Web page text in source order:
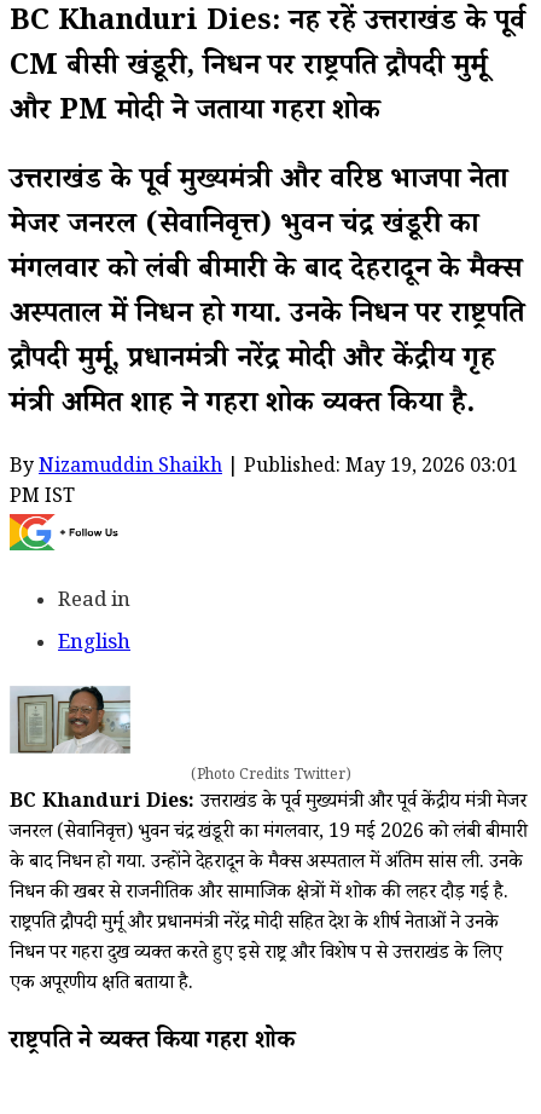
BC Khanduri Dies: नहीं रहें उत्तराखंड के पूर्व
CM बीसी खंडूरी, निधन पर राष्ट्रपति द्रौपदी मुर्मू
और PM मोदी ने जताया गहरा शोक
उत्तराखंड के पूर्व मुख्यमंत्री और वरिष्ठ भाजपा नेता
मेजर जनरल (सेवानिवृत्त) भुवन चंद्र खंडूरी का
मंगलवार को लंबी बीमारी के बाद देहरादून के मैक्स
अस्पताल में निधन हो गया. उनके निधन पर राष्ट्रपति
द्रौपदी मुर्मू, प्रधानमंत्री नरेंद्र मोदी और केंद्रीय गृह
मंत्री अमित शाह ने गहरा शोक व्यक्त किया है.
ByNizamuddin Shaikh | Published: May 19, 2026 03:01
PM IST
Read in
English
(Photo Credits Twitter)
BC Khanduri Dies:उत्तराखंड के पूर्व मुख्यमंत्री और पूर्व केंद्रीय मंत्री मेजर
जनरल (सेवानिवृत्त) भुवन चंद्र खंडूरी का मंगलवार, 19 मई 2026 को लंबी बीमारी
के बाद निधन हो गया. उन्होंने देहरादून के मैक्स अस्पताल में अंतिम सांस ली. उनके
निधन की खबर से राजनीतिक और सामाजिक क्षेत्रों में शोक की लहर दौड़ गई है.
राष्ट्रपति द्रौपदी मुर्मू और प्रधानमंत्री नरेंद्र मोदी सहित देश के शीर्ष नेताओं ने उनके
निधन पर गहरा दुख व्यक्त करते हुए इसे राष्ट्र और विशेष रूप से उत्तराखंड के लिए
एक अपूरणीय क्षति बताया है.
राष्ट्रपति ने व्यक्त किया गहरा शोक